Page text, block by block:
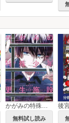
かがみの特殊少年更生施設 The Escape Begins
無料試し読み